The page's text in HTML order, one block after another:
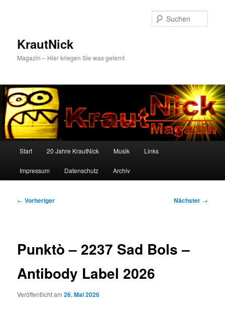
KrautNick
Magazin – Hier kriegen Sie was gelernt
Start 20 Jahre KrautNick Musik Links
Impressum Datenschutz Archiv
Beitragsnavigation
← Vorheriger Nächster →
Punktò – 2237 Sad Bols –
Antibody Label 2026
Veröffentlicht am26. Mai 2026